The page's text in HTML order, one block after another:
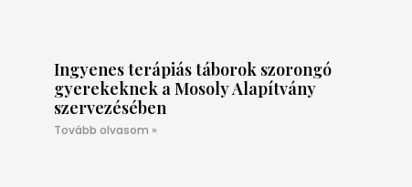
Ingyenes terápiás táborok szorongó
gyerekeknek a Mosoly Alapítvány
szervezésében
Tovább olvasom »